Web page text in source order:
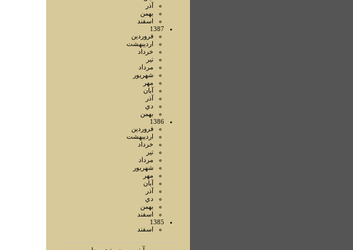
آذر
بهمن
اسفند
1387
فروردين
ارديبهشت
خرداد
تير
مرداد
شهريور
مهر
آبان
آذر
دي
بهمن
1386
فروردين
ارديبهشت
خرداد
تير
مرداد
شهريور
مهر
آبان
آذر
دي
بهمن
اسفند
1385
اسفند